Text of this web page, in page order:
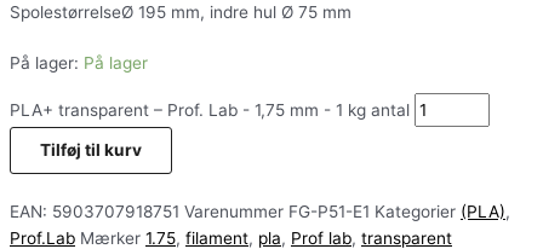
SpolestørrelseØ 195 mm, indre hul Ø 75 mm
På lager: På lager
PLA+ transparent – Prof. Lab - 1,75 mm - 1 kg antal
Tilføj til kurv
EAN: 5903707918751 Varenummer FG-P51-E1 Kategorier (PLA),
Prof.Lab Mærker 1.75, filament, pla, Prof lab, transparent